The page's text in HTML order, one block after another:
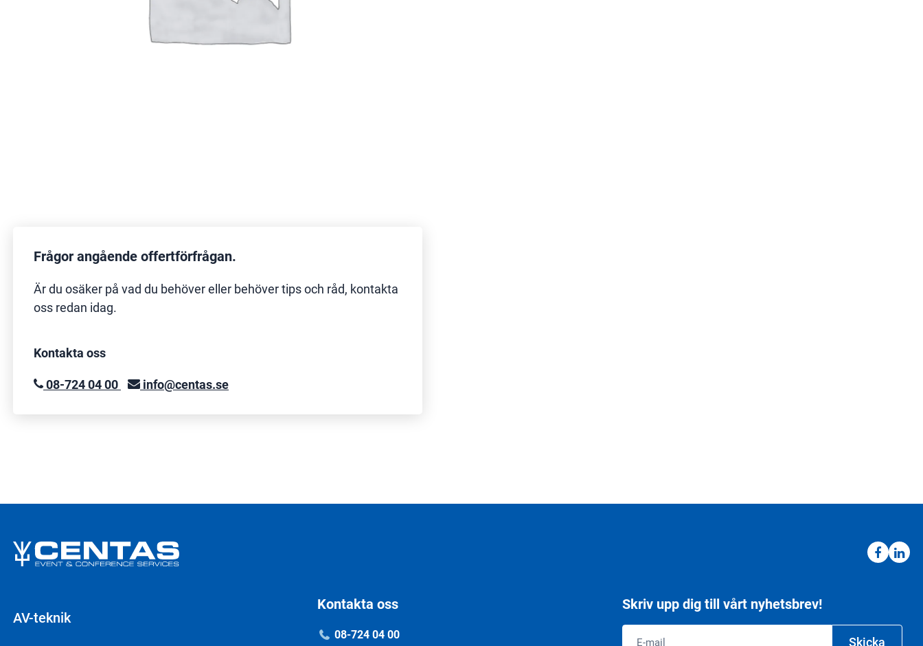
Frågor angående offertförfrågan.
Är du osäker på vad du behöver eller behöver tips och råd, kontakta
oss redan idag.
Kontakta oss
08-724 04 00 info@centas.se
AV-teknik
Kontakta oss
08-724 04 00
Skriv upp dig till vårt nyhetsbrev!
Skicka